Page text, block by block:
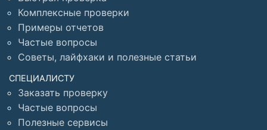
Комплексные проверки
Примеры отчетов
Частые вопросы
Советы, лайфхаки и полезные статьи
СПЕЦИАЛИСТУ
Заказать проверку
Частые вопросы
Полезные сервисы